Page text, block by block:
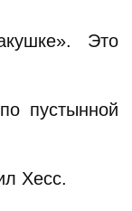
Это
пустынной
Хесс.